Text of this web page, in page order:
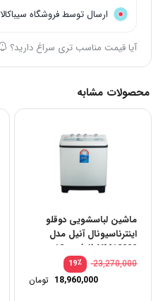
ارسال توسط فروشگاه سیباکالا
آیا قیمت مناسب تری سراغ دارید؟
محصولات مشابه
ماشین لباسشویی دوقلو
اینترناسیونال آنیل مدل
VM12000 ظرفیت 12
کیلوگرم
٪19 23,270,000
قیمت
اصلی: 18,960,000 تومان
قیمت